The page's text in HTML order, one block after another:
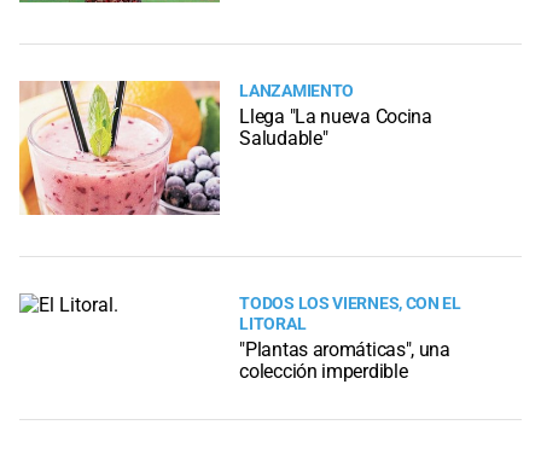
LANZAMIENTO
Llega "La nueva Cocina
Saludable"
TODOS LOS VIERNES, CON EL
LITORAL
"Plantas aromáticas", una
colección imperdible